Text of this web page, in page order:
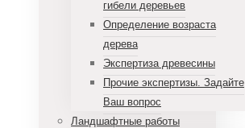
гибели деревьев
Определение возраста
дерева
Экспертиза древесины
Прочие экспертизы. Задайте
Ваш вопрос
Ландшафтные работы